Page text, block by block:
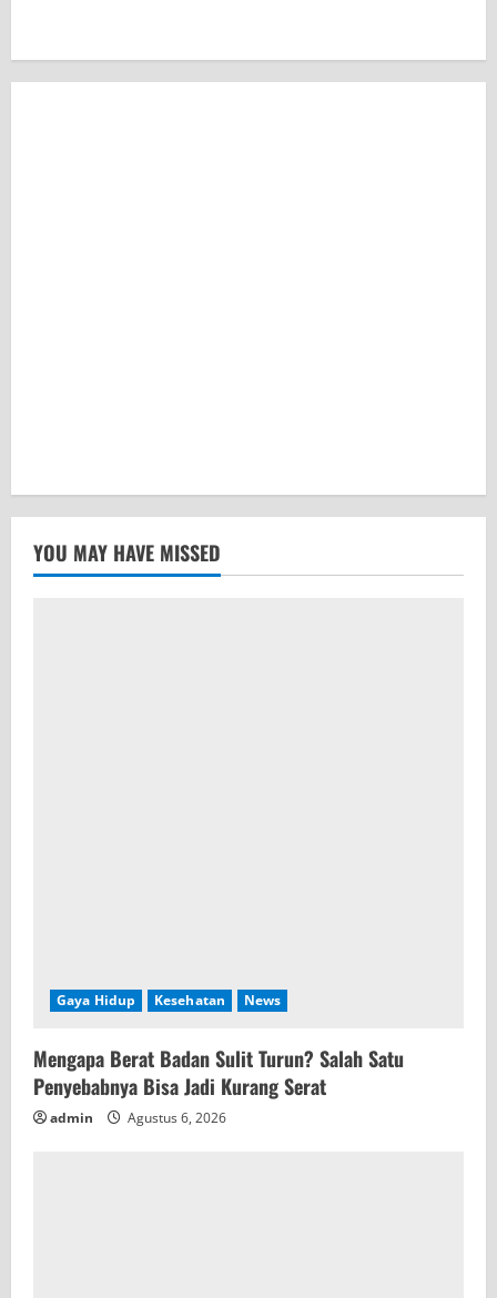
YOU MAY HAVE MISSED
Gaya Hidup Kesehatan News
Mengapa Berat Badan Sulit Turun? Salah Satu
Penyebabnya Bisa Jadi Kurang Serat
admin Agustus 6, 2026